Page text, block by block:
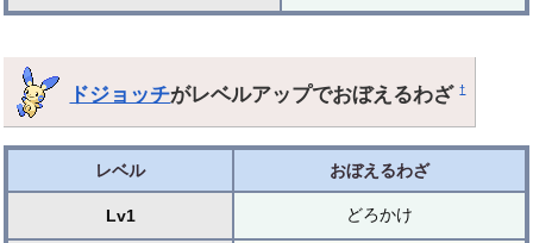
ドジョッチがレベルアップでおぼえるわざ†
レベル おぼえるわざ
Lv1 どろかけ